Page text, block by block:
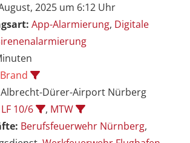
2025 um 6:12 Uhr
App-Alarmierung, Digitale
Brand
Albrecht-Dürer-Airport Nürberg
LF 10/6 , MTW
Berufsfeuerwehr Nürnberg,